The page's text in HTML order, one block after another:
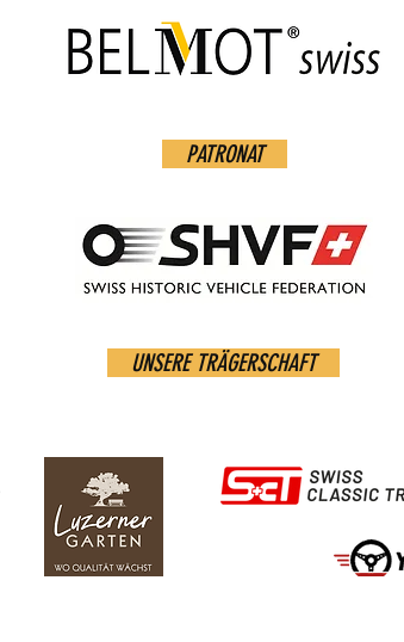
PATRONAT
UNSERE TRÄGERSCHAFT